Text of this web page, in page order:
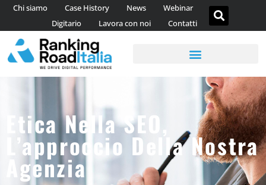
Chi siamo Case History News
Webinar
Digitario
Lavora con noi Contatti
Etica Nella SEO,
L’approccio Della Nostra
Agenzia